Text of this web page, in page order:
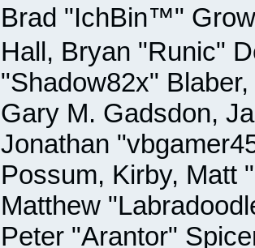
Brad "IchBin™"
Hall, Bryan "Runic"
"Shadow82x"
Gary M. Gadsdon,
Jonathan
Possum, Kirby, Matt
Matthew
Peter "Arantor"